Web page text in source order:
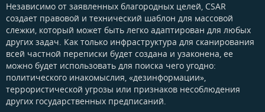
Независимо от заявленных благородных целей, CSAR
создает правовой и технический шаблон для массовой
слежки, который может быть легко адаптирован для любых
других задач. Как только инфраструктура для сканирования
всей частной переписки будет создана и узаконена, ее
можно будет использовать для поиска чего угодно:
политического инакомыслия, «дезинформации»,
террористической угрозы или признаков несоблюдения
других государственных предписаний.